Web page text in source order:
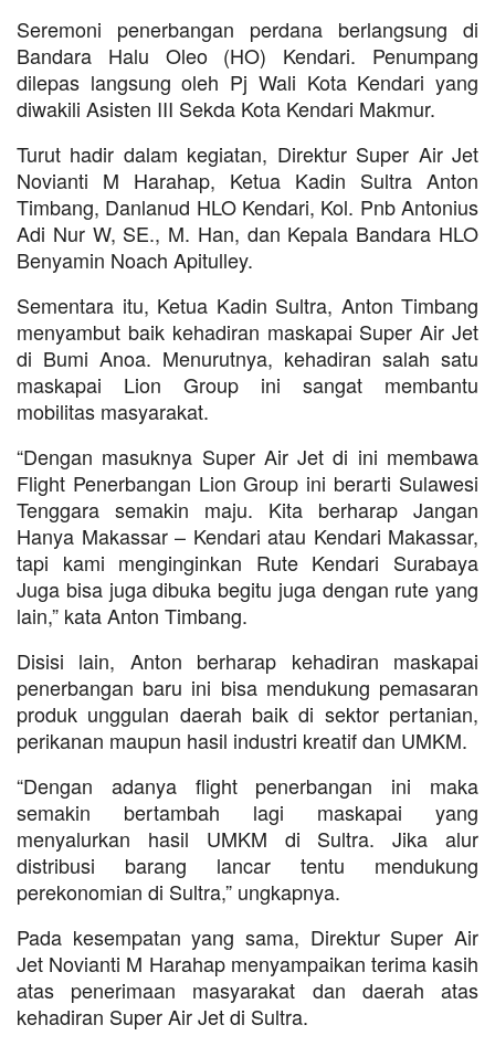
Seremoni penerbangan perdana berlangsung di
Bandara Halu Oleo (HO) Kendari. Penumpang
dilepas langsung oleh Pj Wali Kota Kendari yang
diwakili Asisten III Sekda Kota Kendari Makmur.
Turut hadir dalam kegiatan, Direktur Super Air Jet
Novianti M Harahap, Ketua Kadin Sultra Anton
Timbang, Danlanud HLO Kendari, Kol. Pnb Antonius
Adi Nur W, SE., M. Han, dan Kepala Bandara HLO
Benyamin Noach Apitulley.
Sementara itu, Ketua Kadin Sultra, Anton Timbang
menyambut baik kehadiran maskapai Super Air Jet
di Bumi Anoa. Menurutnya, kehadiran salah satu
maskapai Lion Group ini sangat membantu
mobilitas masyarakat.
“Dengan masuknya Super Air Jet di ini membawa
Flight Penerbangan Lion Group ini berarti Sulawesi
Tenggara semakin maju. Kita berharap Jangan
Hanya Makassar – Kendari atau Kendari Makassar,
tapi kami menginginkan Rute Kendari Surabaya
Juga bisa juga dibuka begitu juga dengan rute yang
lain,” kata Anton Timbang.
Disisi lain, Anton berharap kehadiran maskapai
penerbangan baru ini bisa mendukung pemasaran
produk unggulan daerah baik di sektor pertanian,
perikanan maupun hasil industri kreatif dan UMKM.
“Dengan adanya flight penerbangan ini maka
semakin bertambah lagi maskapai yang
menyalurkan hasil UMKM di Sultra. Jika alur
distribusi barang lancar tentu mendukung
perekonomian di Sultra,” ungkapnya.
Pada kesempatan yang sama, Direktur Super Air
Jet Novianti M Harahap menyampaikan terima kasih
atas penerimaan masyarakat dan daerah atas
kehadiran Super Air Jet di Sultra.